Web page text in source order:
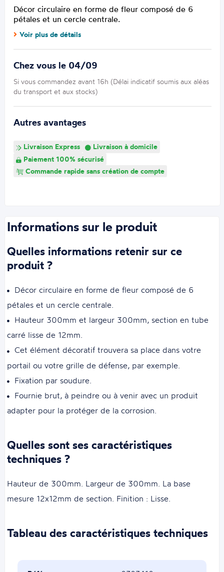
Décor circulaire en forme de fleur composé de 6
pétales et un cercle centrale.
Voir plus de détails
Chez vous le 04/09
Si vous commandez avant 16h (Délai indicatif soumis aux aléas
du transport et aux stocks)
Autres avantages
Livraison Express
Livraison à domicile
Paiement 100% sécurisé
Commande rapide sans création de compte
Informations sur le produit
Quelles informations retenir sur ce
produit ?
Décor circulaire en forme de fleur composé de 6
pétales et un cercle centrale.
Hauteur 300mm et largeur 300mm, section en tube
carré lisse de 12mm.
Cet élément décoratif trouvera sa place dans votre
portail ou votre grille de défense, par exemple.
Fixation par soudure.
Fournie brut, à peindre ou à venir avec un produit
adapter pour la protéger de la corrosion.
Quelles sont ses caractéristiques
techniques ?
Hauteur de 300mm. Largeur de 300mm. La base
mesure 12x12mm de section. Finition : Lisse.
Tableau des caractéristiques techniques